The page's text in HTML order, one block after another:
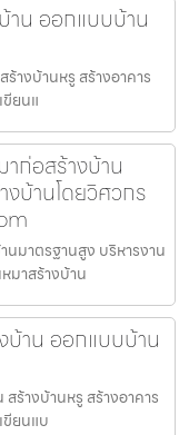
าน ออกแบบบ้าน
ร้างบ้านหรู สร้างอาคาร
ยนแ
ก่อสร้างบ้าน
งบ้านโดยวิศวกร
มาตรฐานสูง บริหารงาน
มาสร้างบ้าน
บ้าน ออกแบบบ้าน
ร้างบ้านหรู สร้างอาคาร
ขียนแบ